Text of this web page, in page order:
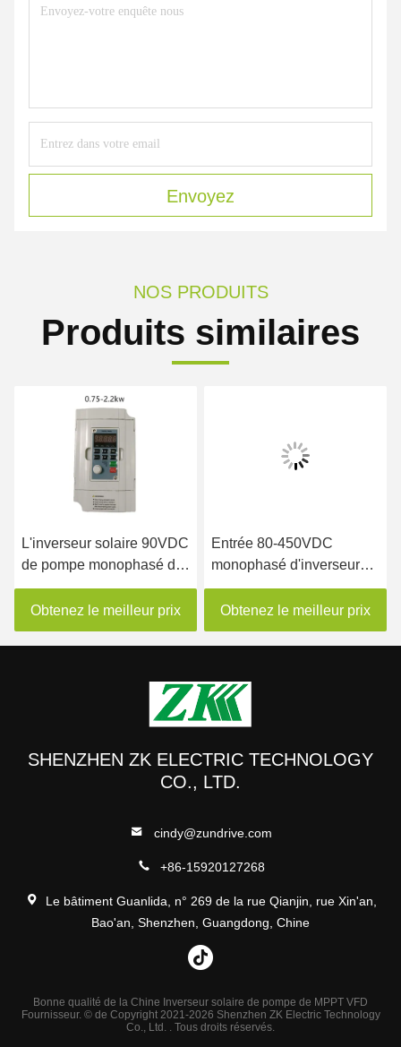
Envoyez
NOS PRODUITS
Produits similaires
L'inverseur solaire 90VDC
de pompe monophasé de
Mini Output 220V 240V à
450VDC a entré
Obtenez le meilleur prix
Entrée 80-450VDC
monophasé d'inverseur
solaire de 2,2 kilowatts
pour le moteur de PMSM
Obtenez le meilleur prix
SHENZHEN ZK ELECTRIC TECHNOLOGY
CO., LTD.
cindy@zundrive.com
+86-15920127268
Le bâtiment Guanlida, n° 269 de la rue Qianjin, rue Xin'an,
Bao'an, Shenzhen, Guangdong, Chine
Bonne qualité de la Chine Inverseur solaire de pompe de MPPT VFD
Fournisseur. © de Copyright 2021-2026 Shenzhen ZK Electric Technology
Co., Ltd. . Tous droits réservés.